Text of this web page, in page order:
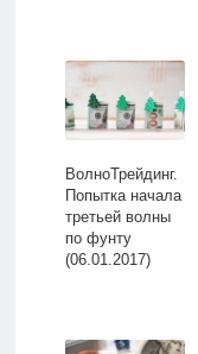
ВолноТрейдинг.
Попытка начала
третьей волны
по фунту
(06.01.2017)